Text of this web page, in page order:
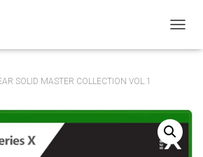
A
R
M
O
SOLID MASTER COLLECTION VOL.1